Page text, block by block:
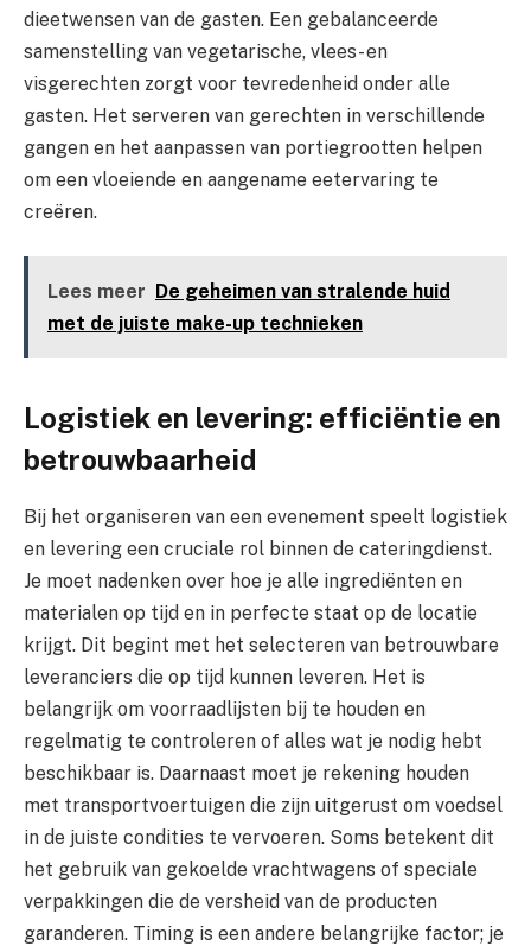
dieetwensen van de gasten. Een gebalanceerde
samenstelling van vegetarische, vlees- en
visgerechten zorgt voor tevredenheid onder alle
gasten. Het serveren van gerechten in verschillende
gangen en het aanpassen van portiegrootten helpen
om een vloeiende en aangename eetervaring te
creëren.
Lees meer
De geheimen van stralende huid
met de juiste make-up technieken
Logistiek en levering: efficiëntie en
betrouwbaarheid
Bij het organiseren van een evenement speelt logistiek
en levering een cruciale rol binnen de cateringdienst.
Je moet nadenken over hoe je alle ingrediënten en
materialen op tijd en in perfecte staat op de locatie
krijgt. Dit begint met het selecteren van betrouwbare
leveranciers die op tijd kunnen leveren. Het is
belangrijk om voorraadlijsten bij te houden en
regelmatig te controleren of alles wat je nodig hebt
beschikbaar is. Daarnaast moet je rekening houden
met transportvoertuigen die zijn uitgerust om voedsel
in de juiste condities te vervoeren. Soms betekent dit
het gebruik van gekoelde vrachtwagens of speciale
verpakkingen die de versheid van de producten
garanderen. Timing is een andere belangrijke factor; je